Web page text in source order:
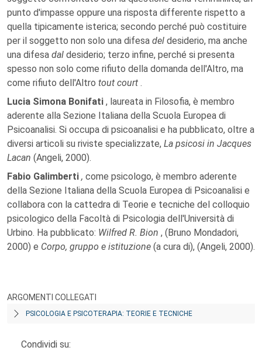
punto d'impasse oppure una risposta differente rispetto a
quella tipicamente isterica; secondo perché può costituire
per il soggetto non solo una difesa del desiderio, ma anche
una difesa dal desiderio; terzo infine, perché si presenta
spesso non solo come rifiuto della domanda dell'Altro, ma
come rifiuto dell'Altro tout court .
Lucia Simona Bonifati , laureata in Filosofia, è membro
aderente alla Sezione Italiana della Scuola Europea di
Psicoanalisi. Si occupa di psicoanalisi e ha pubblicato, oltre a
diversi articoli su riviste specializzate, La psicosi in Jacques
Lacan (Angeli, 2000).
Fabio Galimberti , come psicologo, è membro aderente
della Sezione Italiana della Scuola Europea di Psicoanalisi e
collabora con la cattedra di Teorie e tecniche del colloquio
psicologico della Facoltà di Psicologia dell'Università di
Urbino. Ha pubblicato: Wilfred R. Bion , (Bruno Mondadori,
2000) e Corpo, gruppo e istituzione (a cura di), (Angeli, 2000).
ARGOMENTI COLLEGATI
PSICOLOGIA E PSICOTERAPIA: TEORIE E TECNICHE
Condividi su: